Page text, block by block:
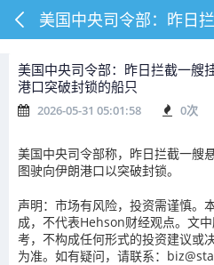
美国中央司令部：昨日拦截一艘
港口突破封锁的船只
2026-05-31 05:01:58 0次
美国中央司令部称，昨日拦截一艘
图驶向伊朗港口以突破封锁。
声明：市场有风险，投资需谨慎。
成，不代表Hehson财经观点。文
考，不构成任何形式的投资建议或
为准。如有疑问，请联系：